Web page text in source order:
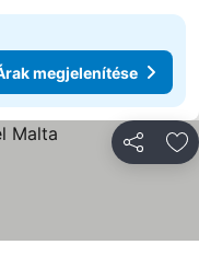
megjelenítése